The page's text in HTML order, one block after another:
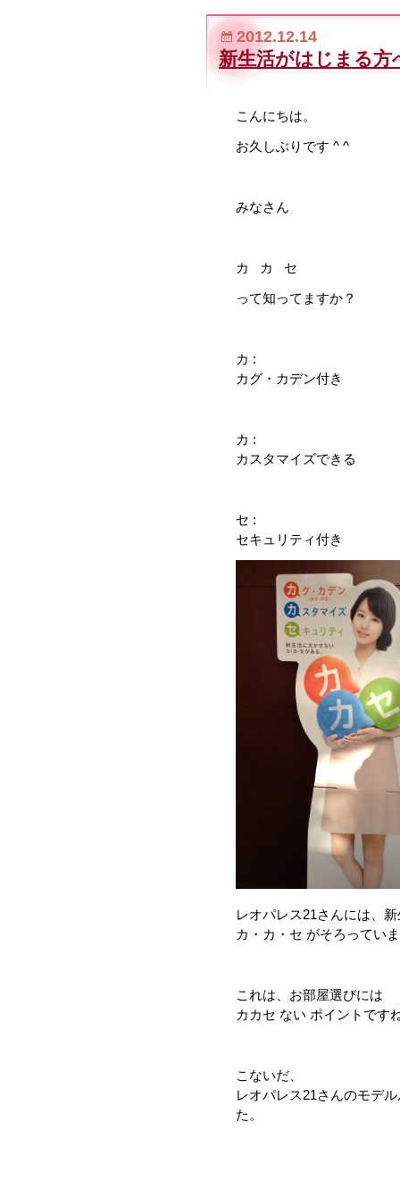
2012.12.14
新生活がはじまる方
こんにちは。
お久しぶりです ^ ^
みなさん
カ カ セ
って知ってますか？
カ :
カグ・カデン付き
カ :
カスタマイズできる
セ :
セキュリティ付き
レオパレス21さんには、
カ・カ・セ がそろってい
これは、お部屋選びには
カカセ ない ポイントです
こないだ、
レオパレス21さんのモデ
た。